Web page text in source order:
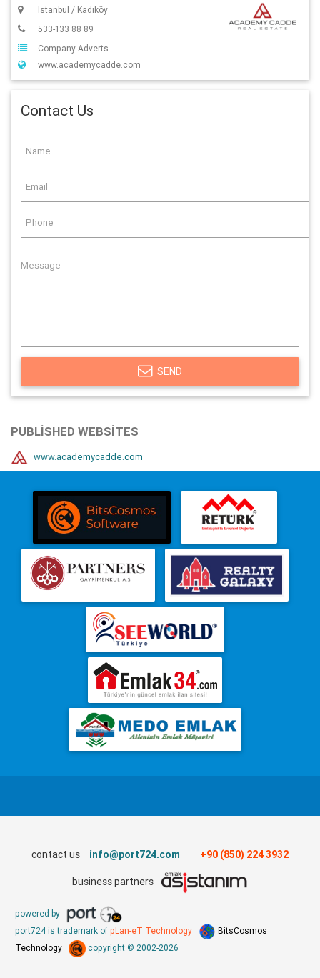
Istanbul / Kadıköy
533-133 88 89
Company Adverts
www.academycadde.com
Contact Us
SEND
PUBLISHED WEBSITES
www.academycadde.com
contact us info@port724.com +90 (850) 224 3932
business partners
powered by
port724 is trademark of pLan-eT Technology
BitsCosmos
Technology
copyright © 2002-2026